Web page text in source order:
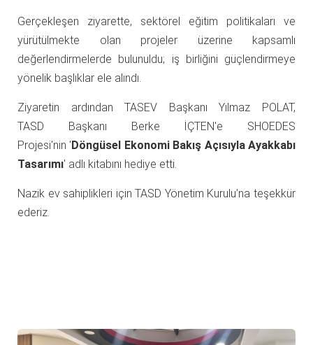
Gerçekleşen ziyarette, sektörel eğitim politikaları ve
yürütülmekte olan projeler üzerine kapsamlı
değerlendirmelerde bulunuldu; iş birliğini güçlendirmeye
yönelik başlıklar ele alındı.
Ziyaretin ardından TASEV Başkanı Yılmaz POLAT,
TASD Başkanı Berke İÇTEN'e SHOEDES
Projesi'nin 'Döngüsel Ekonomi Bakış Açısıyla Ayakkabı
Tasarımı' adlı kitabını hediye etti.
Nazik ev sahiplikleri için TASD Yönetim Kurulu’na teşekkür
ederiz.